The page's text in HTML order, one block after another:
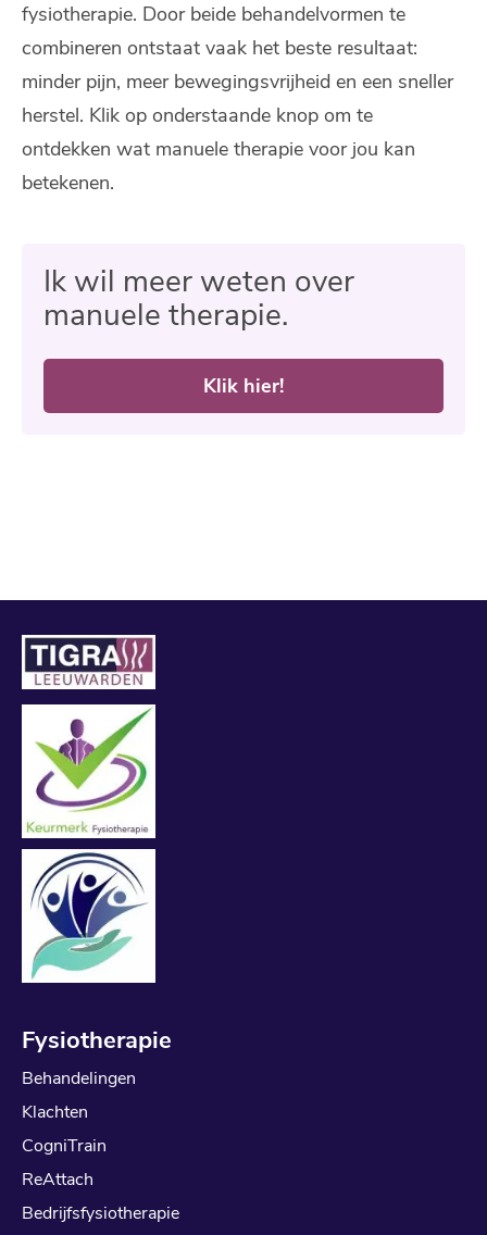
fysiotherapie. Door beide behandelvormen te
combineren ontstaat vaak het beste resultaat:
minder pijn, meer bewegingsvrijheid en een sneller
herstel. Klik op onderstaande knop om te
ontdekken wat manuele therapie voor jou kan
betekenen.
Ik wil meer weten over
manuele therapie.
Klik hier!
Fysiotherapie
Behandelingen
Klachten
CogniTrain
ReAttach
Bedrijfsfysiotherapie